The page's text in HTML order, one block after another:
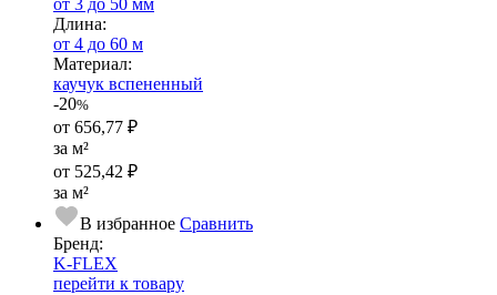
от 3 до 50 мм
Длина:
от 4 до 60 м
Ма­­те­­ри­­ал:
каучук вспененный
-20%
от 656,77 ₽
за м²
от 525,42 ₽
за м²
В избранное Сравнить
Бренд:
K-FLEX
перейти к товару